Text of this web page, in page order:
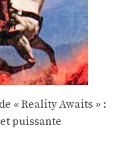
« Reality Awaits » :
puissante